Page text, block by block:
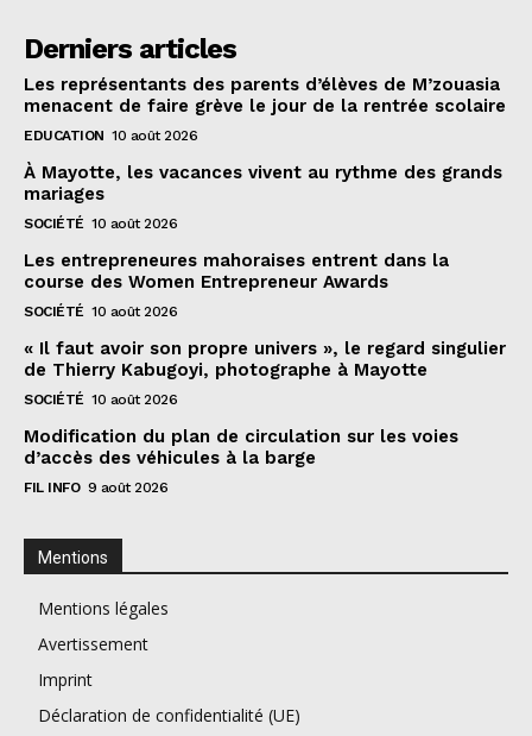
Derniers articles
Les représentants des parents d’élèves de M’zouasia
menacent de faire grève le jour de la rentrée scolaire
EDUCATION 10 août 2026
À Mayotte, les vacances vivent au rythme des grands
mariages
SOCIÉTÉ 10 août 2026
Les entrepreneures mahoraises entrent dans la
course des Women Entrepreneur Awards
SOCIÉTÉ 10 août 2026
« Il faut avoir son propre univers », le regard singulier
de Thierry Kabugoyi, photographe à Mayotte
SOCIÉTÉ 10 août 2026
Modification du plan de circulation sur les voies
d’accès des véhicules à la barge
FIL INFO 9 août 2026
Mentions
Mentions légales
Avertissement
Imprint
Déclaration de confidentialité (UE)